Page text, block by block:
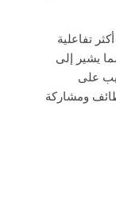
تفاعلية
يشير إلى
على
ومشاركة